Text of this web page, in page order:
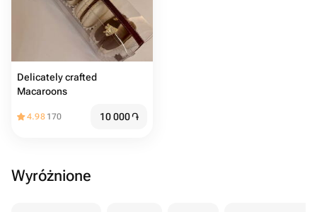
Delicately crafted
Macaroons
4.98 170 10 000֏
Wyróżnione